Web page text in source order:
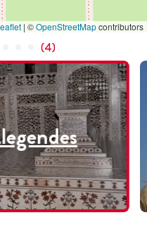
| ©OpenStreetMapcontributors
(4)